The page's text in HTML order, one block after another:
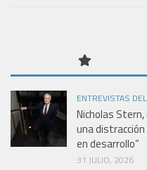
ENTREVISTAS
Nicholas
una
en desarrollo”
31 JULIO, 2026